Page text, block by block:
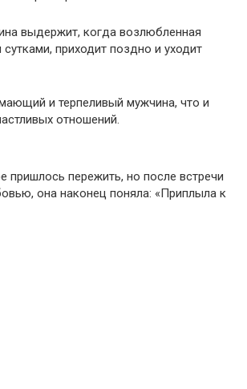
выдержит, когда возлюбленная
приходит поздно и уходит
и терпеливый мужчина, что и
отношений.
пришлось пережить, но после встречи
она наконец поняла: «Приплыла к